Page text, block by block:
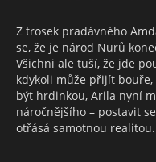
Z trosek pradávného
se, že je národ Nurů
Všichni ale tuší, že jde
kdykoli může přijít bouře,
být hrdinkou, Arila nyní
náročnějšího – postavit
otřásá samotnou realitou.